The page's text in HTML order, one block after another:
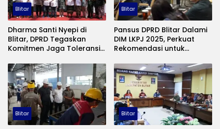
Blitar
Dharma Santi Nyepi di
Blitar, DPRD Tegaskan
Komitmen Jaga Toleransi
Blitar
Pansus DPRD Blitar Dalami
DIM LKPJ 2025, Perkuat
Rekomendasi untuk
Blitar Blitar